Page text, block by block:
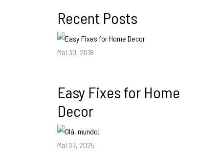
Recent Posts
Mai 30, 2018
Easy Fixes for Home
Decor
Mai 27, 2025